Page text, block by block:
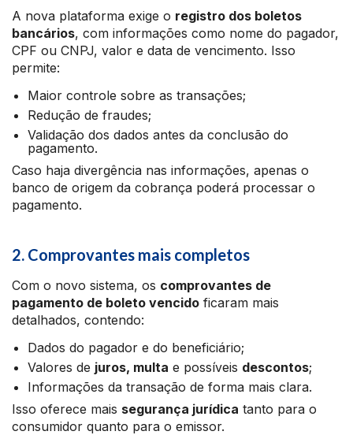
A nova plataforma exige o registro dos boletos
bancários, com informações como nome do pagador,
CPF ou CNPJ, valor e data de vencimento. Isso
permite:
Maior controle sobre as transações;
Redução de fraudes;
Validação dos dados antes da conclusão do
pagamento.
Caso haja divergência nas informações, apenas o
banco de origem da cobrança poderá processar o
pagamento.
2. Comprovantes mais completos
Com o novo sistema, os comprovantes de
pagamento de boleto vencido ficaram mais
detalhados, contendo:
Dados do pagador e do beneficiário;
Valores de juros, multa e possíveis descontos;
Informações da transação de forma mais clara.
Isso oferece mais segurança jurídica tanto para o
consumidor quanto para o emissor.